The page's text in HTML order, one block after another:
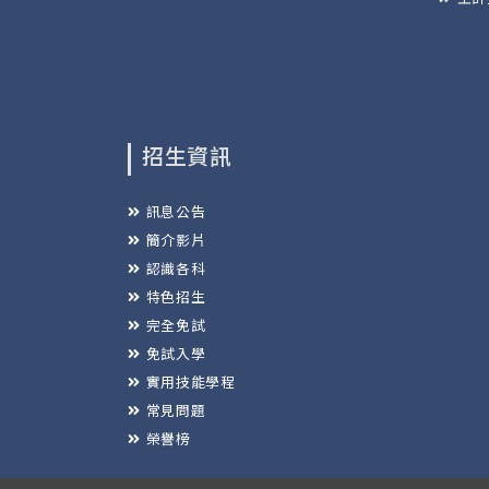
招生資訊
訊息公告
簡介影片
認識各科
特色招生
完全免試
免試入學
實用技能學程
常見問題
榮譽榜